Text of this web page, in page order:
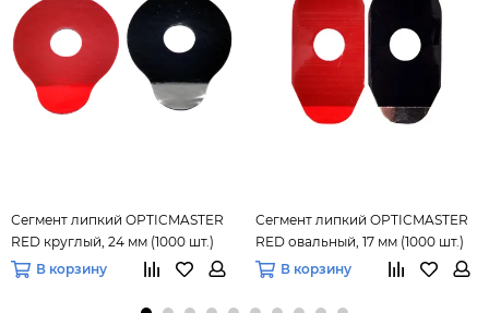
Сегмент липкий OPTICMASTER
RED круглый, 24 мм (1000 шт.)
В корзину
Сегмент липкий OPTICMASTER
RED овальный, 17 мм (1000 шт.)
В корзину